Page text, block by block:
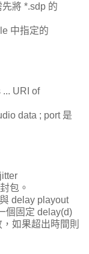
將 *.sdp 的
中指定的
... URI of
data ; port 是
包。
delay playout
個固定 delay(d)
如果超出時間則